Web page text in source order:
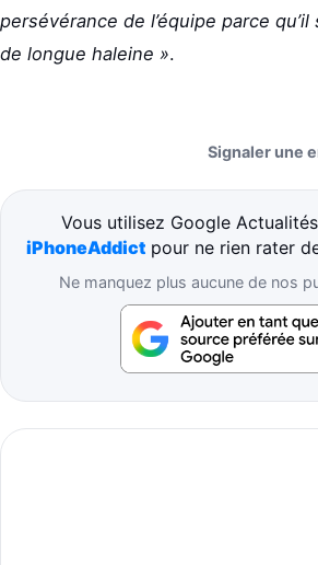
persévérance de l’équipe parce qu’il
de longue haleine ».
Signaler une
Vous utilisez Google
iPhoneAddict pour ne rien rater
Ne manquez plus aucune de nos